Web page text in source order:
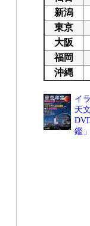
新潟
東京
大阪
福岡
沖縄
イ
天
鑑」